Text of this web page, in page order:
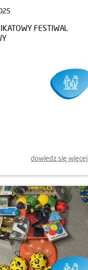
dowiedz się więcej